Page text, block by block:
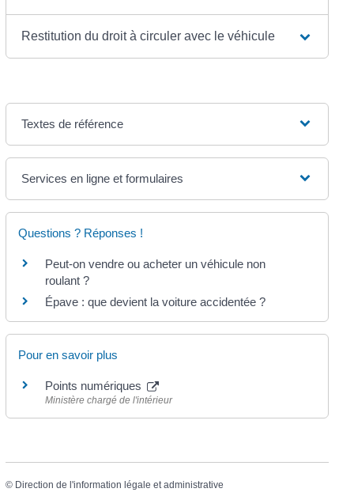
Restitution du droit à circuler avec le véhicule
Textes de référence
Services en ligne et formulaires
Questions ? Réponses !
Peut-on vendre ou acheter un véhicule non
roulant ?
Épave : que devient la voiture accidentée ?
Pour en savoir plus
Points numériques
Ministère chargé de l'intérieur
© Direction de l'information légale et administrative